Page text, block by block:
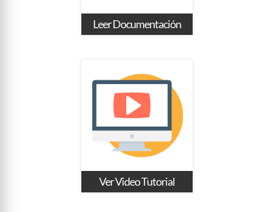
Leer Documentación
Ver Video Tutorial